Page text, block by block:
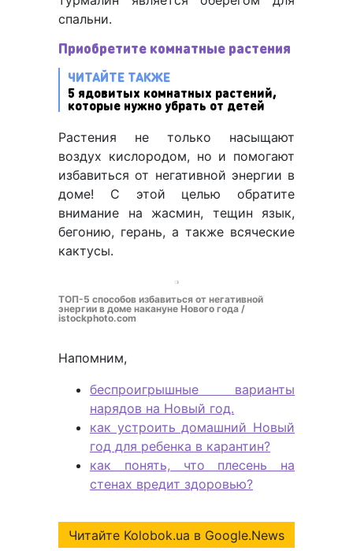
спальни.
Приобретите комнатные растения
ЧИТАЙТЕ ТАКЖЕ
5 ядовитых комнатных растений,
которые нужно убрать от детей
Растения не только насыщают
воздух кислородом, но и помогают
избавиться от негативной энергии в
доме! С этой целью обратите
внимание на жасмин, тещин язык,
бегонию, герань, а также всяческие
кактусы.
ТОП-5 способов избавиться от негативной
энергии в доме накануне Нового года /
istockphoto.com
Напомним,
беспроигрышные варианты
нарядов на Новый год.
как устроить домашний Новый
год для ребенка в карантин?
как понять, что плесень на
стенах вредит здоровью?
Читайте Kolobok.ua в Google.News